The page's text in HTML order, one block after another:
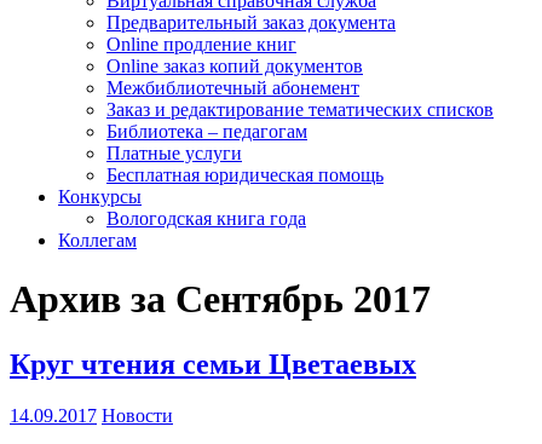
Предварительный заказ документа
Online продление книг
Online заказ копий документов
Межбиблиотечный абонемент
Заказ и редактирование тематических списков
Библиотека – педагогам
Платные услуги
Бесплатная юридическая помощь
Конкурсы
Вологодская книга года
Коллегам
Архив за Сентябрь 2017
Круг чтения семьи Цветаевых
14.09.2017 Новости